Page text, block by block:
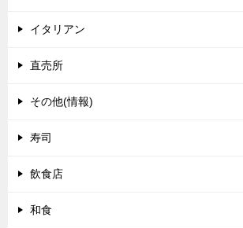
イタリアン
直売所
その他(情報)
寿司
飲食店
和食